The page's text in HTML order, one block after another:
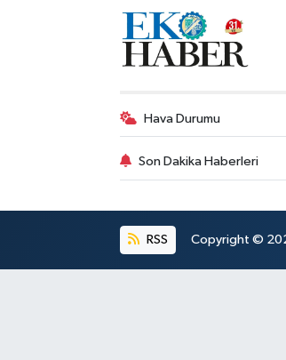
Hava Durumu
Son Dakika Haberleri
RSS Copyright ©